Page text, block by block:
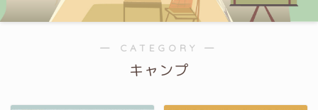
― CATEGORY ―
キャンプ